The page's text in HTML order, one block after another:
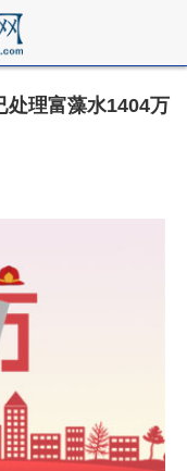
处理富藻水1404万